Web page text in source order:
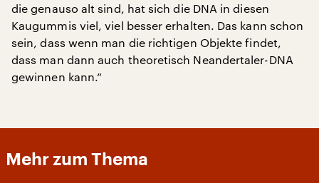
die genauso alt sind, hat sich die DNA in diesen
Kaugummis viel, viel besser erhalten. Das kann schon
sein, dass wenn man die richtigen Objekte findet,
dass man dann auch theoretisch Neandertaler-DNA
gewinnen kann.“
Mehr zum Thema